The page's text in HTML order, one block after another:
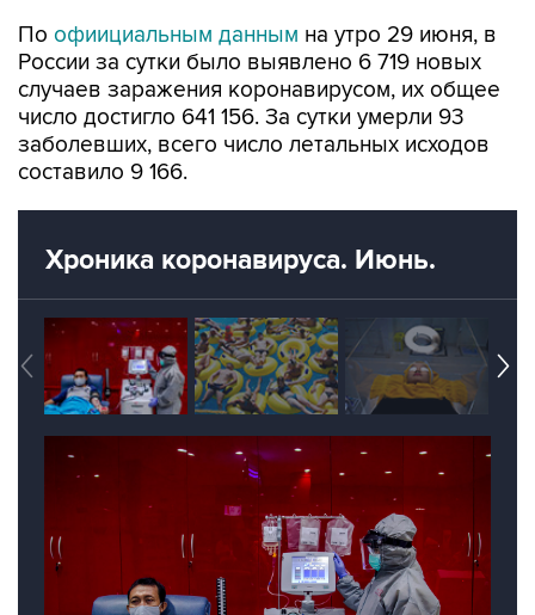
По офиициальным данным на утро 29 июня, в
России за сутки было выявлено 6 719 новых
случаев заражения коронавирусом, их общее
число достигло 641 156. За сутки умерли 93
заболевших, всего число летальных исходов
составило 9 166.
Хроника коронавируса. Июнь.